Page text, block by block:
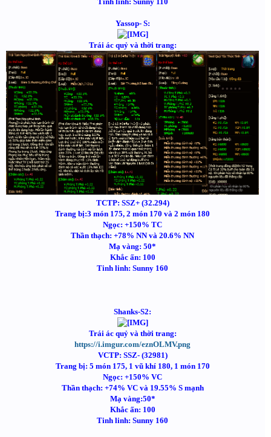
Yassop- S:
Trái ác quỷ và thời trang:
TCTP: SSZ+ (32.294)
Trang bị:3 món 175, 2 món 170 và 2 món 180
Ngọc: +150% TC
Thần thạch: +78% NN và 20.6% NN
Mạ vàng: 50*
Khắc ấn: 100
Tinh linh: Sunny 160
Shanks-S2:
Trái ác quỷ và thời trang:
https://i.imgur.com/eznOLMV.png
VCTP: SSZ- (32981)
Trang bị: 5 món 175, 1 vũ khí 180, 1 món 170
Ngọc: +150% VC
Thần thạch: +74% VC và 19.55% S mạnh
Mạ vàng:50*
Khắc ấn: 100
Tinh linh: Sunny 160